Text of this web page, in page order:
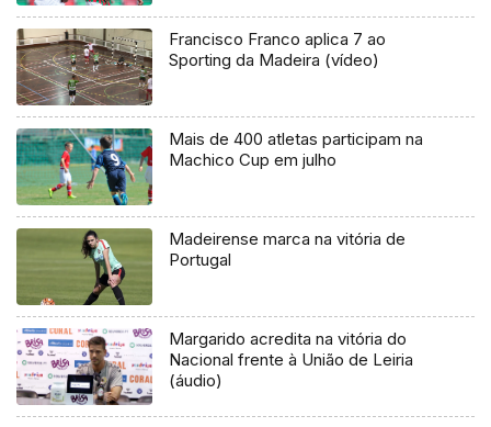
Francisco Franco aplica 7 ao
Sporting da Madeira (vídeo)
Mais de 400 atletas participam na
Machico Cup em julho
Madeirense marca na vitória de
Portugal
Margarido acredita na vitória do
Nacional frente à União de Leiria
(áudio)